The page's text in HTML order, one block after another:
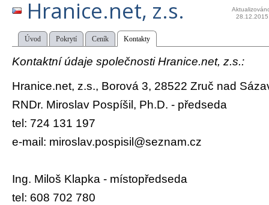
Hranice.net, z.s.
28.12.2015
Úvod Pokrytí Ceník Kontakty
Kontaktní údaje společnosti Hranice.net, z.s.:
Hranice.net, z.s., Borová 3, 28522 Zruč nad
RNDr. Miroslav Pospíšil, Ph.D. - předseda
tel: 724 131 197
e-mail: miroslav.pospisil@seznam.cz
Ing. Miloš Klapka - místopředseda
tel: 608 702 780